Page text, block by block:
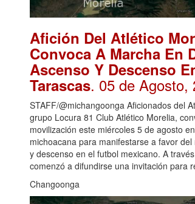
Afición Del Atlético
Convoca A Marcha En
Ascenso Y Descenso
Tarascas. 05 de Agosto,
STAFF/@michangoonga Aficionados del
grupo Locura 81 Club Atlético Morelia,
movilización este miércoles 5 de agosto
michoacana para manifestarse a favor
y descenso en el futbol mexicano. A
comenzó a difundirse una invitación para
Changoonga